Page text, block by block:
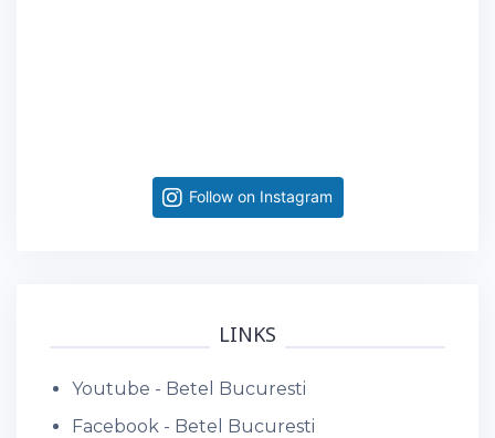
Follow on Instagram
LINKS
Youtube - Betel Bucuresti
Facebook - Betel Bucuresti